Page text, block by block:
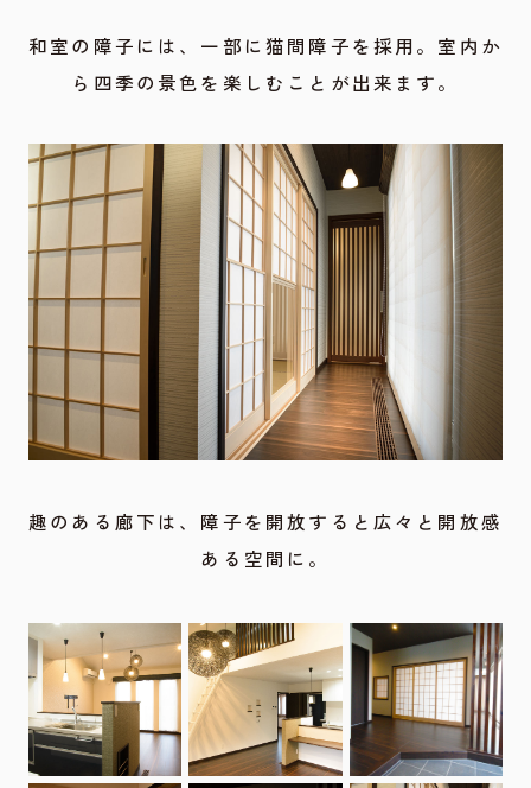
和室の障子には、一部に猫間障子を採用。室内か
ら四季の景色を楽しむことが出来ます。
趣のある廊下は、障子を開放すると広々と開放感
ある空間に。